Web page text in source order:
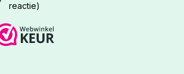
reactie)